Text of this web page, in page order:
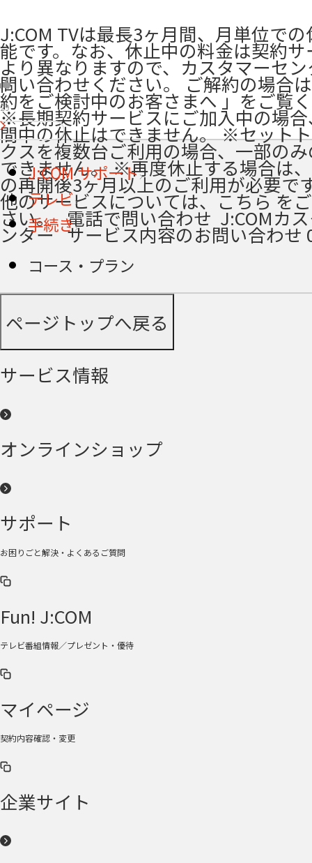
J:COM TVは最長3ヶ月間、月単位で
能です。なお、休止中の料金は契約
より異なりますので、カスタマーセ
問い合わせください。 ご解約の場合
約をご検討中のお客さまへ 」をご覧
※長期契約サービスにご加入中の場
間中の休止はできません。 ※セット
クスを複数台ご利用の場合、一部の
できません。 ※再度休止する場合は
の再開後3ヶ月以上のご利用が必要で
他のサービスについては、こちら を
さい。 ​ ​ 電話で問い合わせ ​ J:COMカ
ンター ​ ​ サービス内容のお問い合わせ
29
J:COM サポート
テレビ
手続き
コース・プラン
ページトップへ戻る
サービス情報
オンラインショップ
サポート
お困りごと解決・よくあるご質問
Fun! J:COM
テレビ番組情報／プレゼント・優待
マイページ
契約内容確認・変更
企業サイト